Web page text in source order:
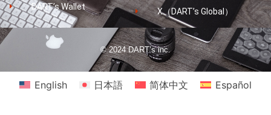
DART’s Wallet
X（DART’s Global）
© 2024 DART’s inc.
English 日本語 简体中文 Español